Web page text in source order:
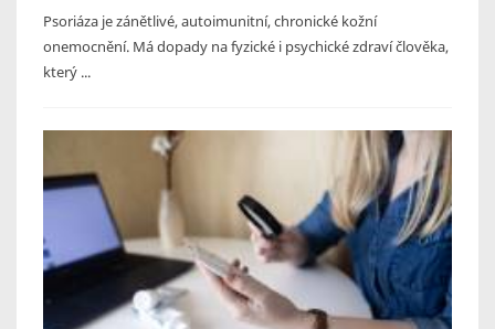
Psoriáza je zánětlivé, autoimunitní, chronické kožní
onemocnění. Má dopady na fyzické i psychické zdraví člověka,
který ...